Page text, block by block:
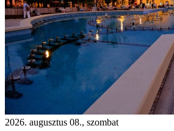
2026. augusztus 08., szombat